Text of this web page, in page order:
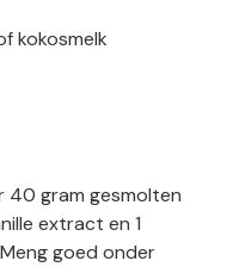
kokosmelk
40 gram gesmolten
extract en 1
goed onder